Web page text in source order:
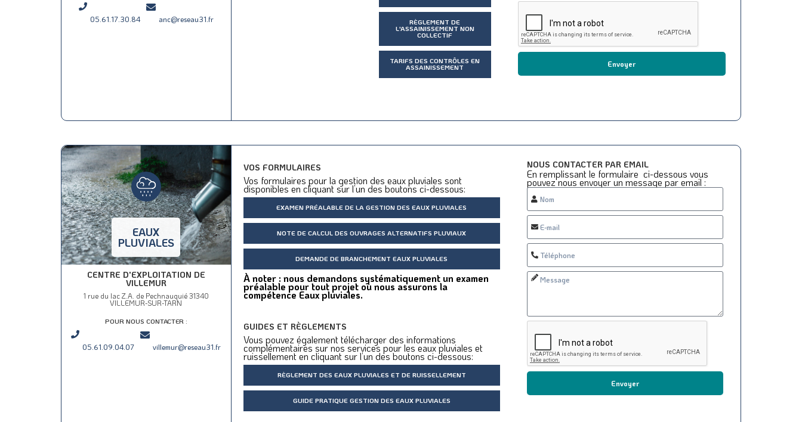
05.61.17.30.84 anc@reseau31.fr RÈGLEMENT DE
L'ASSAINISSEMENT NON
COLLECTIF
TARIFS DES CONTRÔLES EN
ASSAINISSEMENT Envoyer
EAUX
PLUVIALES
CENTRE D'EXPLOITATION DE
VILLEMUR
1 rue du lac Z.A. de Pechnauquié 31340
VILLEMUR-SUR-TARN
POUR NOUS CONTACTER :
05.61.09.04.07 villemur@reseau31.fr
VOS FORMULAIRES
Vos formulaires pour la gestion des eaux pluviales sont
disponibles en cliquant sur l’un des boutons ci-dessous:
EXAMEN PRÉALABLE DE LA GESTION DES EAUX PLUVIALES
NOTE DE CALCUL DES OUVRAGES ALTERNATIFS PLUVIAUX
DEMANDE DE BRANCHEMENT EAUX PLUVIALES
À noter : nous demandons systématiquement un examen
préalable pour tout projet où nous assurons la
compétence Eaux pluviales.
GUIDES ET RÈGLEMENTS
Vous pouvez également télécharger des informations
complémentaires sur nos services pour les eaux pluviales et
ruissellement en cliquant sur l’un des boutons ci-dessous:
RÈGLEMENT DES EAUX PLUVIALES ET DE RUISSELLEMENT
GUIDE PRATIQUE GESTION DES EAUX PLUVIALES
NOUS CONTACTER PAR EMAIL
En remplissant le formulaire ci-dessous vous
pouvez nous envoyer un message par email :
Envoyer